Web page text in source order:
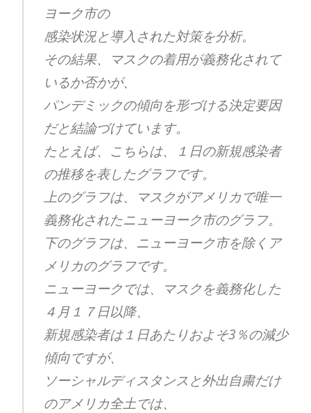
ヨーク市の
感染状況と導入された対策を分析。
その結果、マスクの着用が義務化されて
いるか否かが、
パンデミックの傾向を形づける決定要因
だと結論づけています。
たとえば、こちらは、１日の新規感染者
の推移を表したグラフです。
上のグラフは、マスクがアメリカで唯一
義務化されたニューヨーク市のグラフ。
下のグラフは、ニューヨーク市を除くア
メリカのグラフです。
ニューヨークでは、マスクを義務化した
４月１７日以降、
新規感染者は１日あたりおよそ3％の減少
傾向ですが、
ソーシャルディスタンスと外出自粛だけ
のアメリカ全土では、